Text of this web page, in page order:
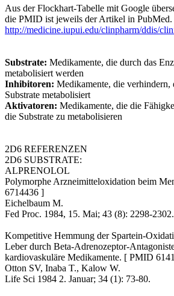
Aus der Flockhart-Tabelle mit Google
die PMID ist jeweils der Artikel in PubMed.
http://medicine.iupui.edu/clinpharm/ddis/
Substrate: Medikamente, die durch das
metabolisiert werden
Inhibitoren: Medikamente, die verhindern,
Substrate metabolisiert
Aktivatoren: Medikamente, die die
die Substrate zu metabolisieren
2D6 REFERENZEN
2D6 SUBSTRATE:
ALPRENOLOL
Polymorphe Arzneimitteloxidation beim
6714436 ]
Eichelbaum M.
Fed Proc. 1984, 15. Mai; 43 (8): 2298-2302.
Kompetitive Hemmung der Spartein-
Leber durch Beta-Adrenozeptor-
kardiovaskuläre Medikamente. [ PMID
Otton SV, Inaba T., Kalow W.
Life Sci 1984 2. Januar; 34 (1): 73-80.